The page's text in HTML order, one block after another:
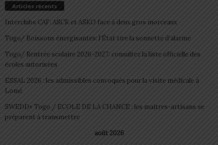
Articles récents
Interclubs CAF: ASCK et ASKO face à deux gros morceaux
Togo/ Boissons énergisantes: l’État tire la sonnette d’alarme
Togo/ Rentrée scolaire 2026-2027: consultez la liste officielle des
écoles autorisées
ESSAL 2026 : les admissibles convoqués pour la visite médicale à
Lomé
SWEDD+ Togo / ECOLE DE LA CHANCE : les maitres-artisans se
préparent à transmettre
août 2026